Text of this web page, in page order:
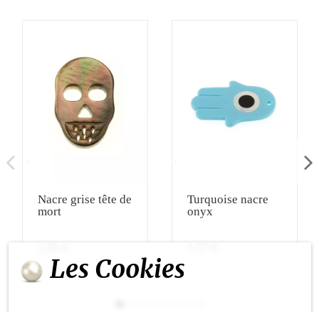
Nacre grise tête de
mort
Turquoise nacre
onyx
Les Cookies